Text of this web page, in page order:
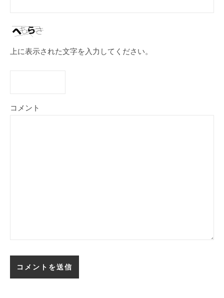
上に表示された文字を入力してください。
コメント